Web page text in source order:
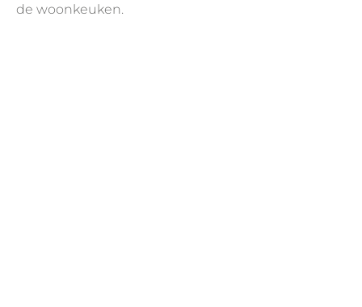
de woonkeuken.